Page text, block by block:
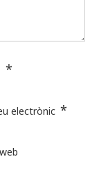
*
electrònic *